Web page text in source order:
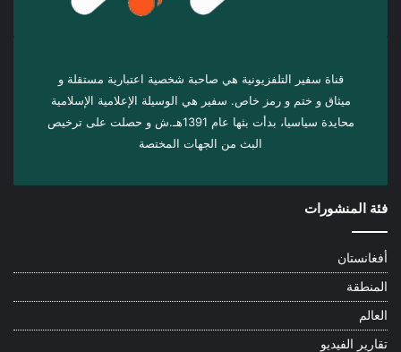
قناة سفير التلفزيونية هي صاحبة شخصية اعتبارية مستقلة و
ميثاق و ختم و رمز خاص. سفیر هي الوسيلة الإعلامية الإسلامية
محايدة سياسيا، بدأت بثها عام 1391هـ.ش و حصلت على ترخيص
البث من الجهات المختصة
فئة المنشورات
أفغانستان
المنطقة
العالم
تقارير الفيديو